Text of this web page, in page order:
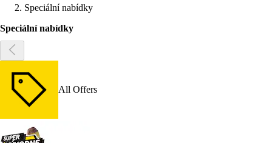
Speciální nabídky
Speciální nabídky
All Offers